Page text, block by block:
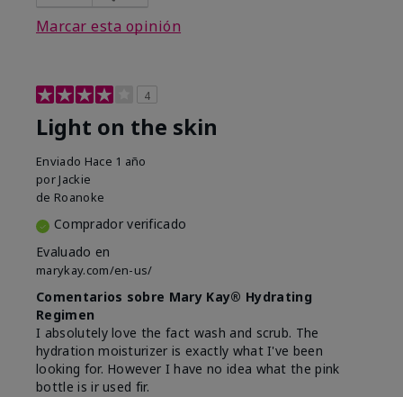
Marcar esta opinión
4
Light on the skin
Enviado Hace 1 año
por Jackie
de Roanoke
Comprador verificado
Evaluado en
marykay.com/en-us/
Comentarios sobre Mary Kay® Hydrating
Regimen
I absolutely love the fact wash and scrub. The
hydration moisturizer is exactly what I've been
looking for. However I have no idea what the pink
bottle is ir used fir.